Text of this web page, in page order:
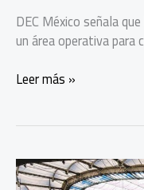
DEC México señala
un área operativa para
Liderazgo
en
confianza
Leer más »